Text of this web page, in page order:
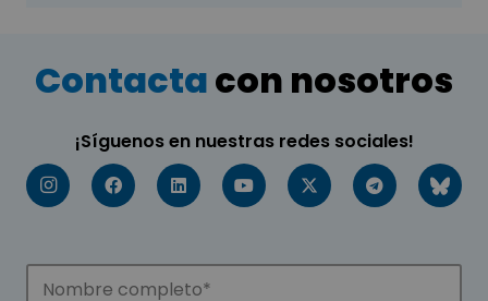
Contactacon nosotros
¡Síguenos en nuestras redes sociales!